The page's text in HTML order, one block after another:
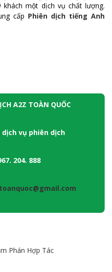
một dịch vụ chất lượng.
cấp Phiên dịch tiếng Anh
A2Z TOÀN QUỐC
dịch vụ phiên dịch
204. 888
Phán Hợp Tác